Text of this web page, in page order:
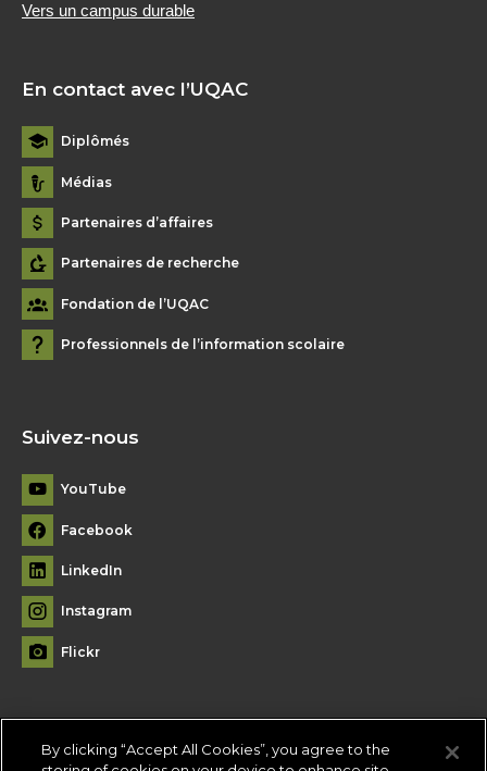
Vers un campus durable
En contact avec l’UQAC
Diplômés
Médias
Partenaires d’affaires
Partenaires de recherche
Fondation de l’UQAC
Professionnels de l’information scolaire
Suivez-nous
YouTube
Facebook
LinkedIn
Instagram
Flickr
By clicking “Accept All Cookies”, you agree to the